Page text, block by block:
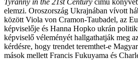
elemzi. Oroszország Ukrajnában vívott
között Viola von Cramon-Taubadel, az
képviselője és Hanna Hopko ukrán
képviselő véleményét hallgathatják meg
kérdésre, hogy trendet teremthet-e
mások mellett Francis Fukuyama és